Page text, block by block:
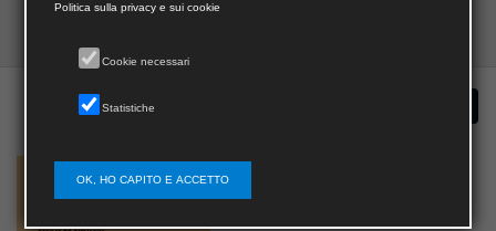
Politica sulla privacy e sui cookie
Cookie necessari
Statistiche
OK, HO CAPITO E ACCETTO